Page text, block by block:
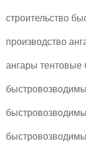
строительство
производство
ангары тентовые